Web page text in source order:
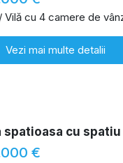
Vilă cu 4 camere de
Vezi mai multe detalii
spatioasa cu
€